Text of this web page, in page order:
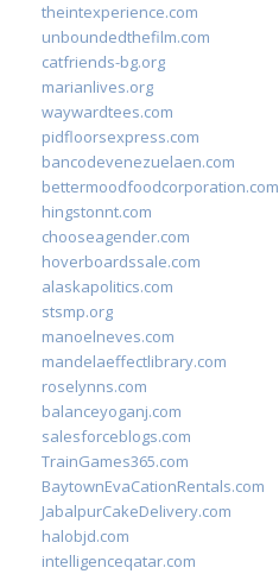
theintexperience.com
unboundedthefilm.com
catfriends-bg.org
marianlives.org
waywardtees.com
pidfloorsexpress.com
bancodevenezuelaen.com
bettermoodfoodcorporation.com
hingstonnt.com
chooseagender.com
hoverboardssale.com
alaskapolitics.com
stsmp.org
manoelneves.com
mandelaeffectlibrary.com
roselynns.com
balanceyoganj.com
salesforceblogs.com
TrainGames365.com
BaytownEvaCationRentals.com
JabalpurCakeDelivery.com
halobjd.com
intelligenceqatar.com